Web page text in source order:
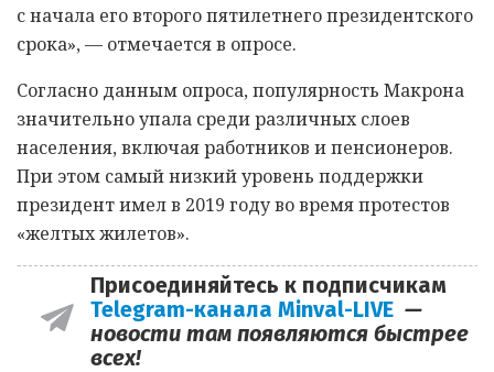
с начала его второго пятилетнего президентского
срока», — отмечается в опросе.
Согласно данным опроса, популярность Макрона
значительно упала среди различных слоев
населения, включая работников и пенсионеров.
При этом самый низкий уровень поддержки
президент имел в 2019 году во время протестов
«желтых жилетов».
Присоединяйтесь к подписчикам
Telegram-канала Minval-LIVE —
новости там появляются быстрее
всех!